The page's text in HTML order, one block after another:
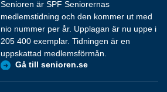
Senioren är SPF Seniorernas
medlemstidning och den kommer ut med
nio nummer per år. Upplagan är nu uppe i
205 400 exemplar. Tidningen är en
uppskattad medlemsförmån.
Gå till senioren.se